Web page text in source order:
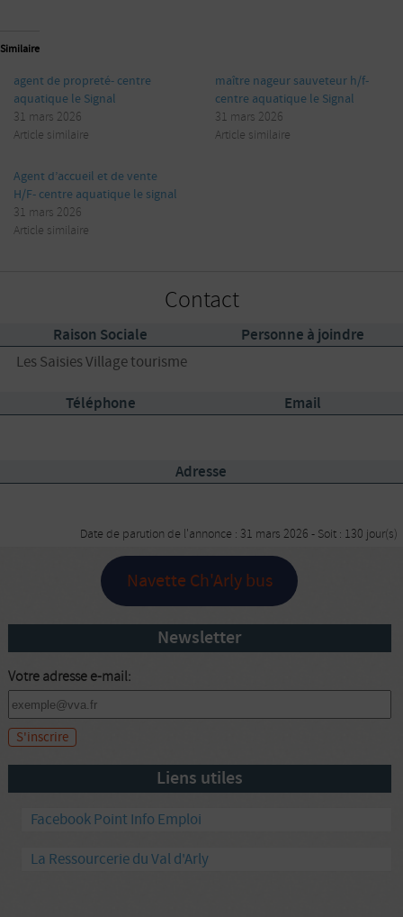
Similaire
agent de propreté- centre
aquatique le Signal
31 mars 2026
Article similaire
maître nageur sauveteur h/f-
centre aquatique le Signal
31 mars 2026
Article similaire
Agent d’accueil et de vente
H/F- centre aquatique le signal
31 mars 2026
Article similaire
Contact
Raison Sociale Personne à joindre
Les Saisies Village tourisme
Téléphone Email
Adresse
Date de parution de l'annonce : 31 mars 2026 - Soit : 130 jour(s)
Navette Ch'Arly bus
Newsletter
Votre adresse e-mail:
Liens utiles
Facebook Point Info Emploi
La Ressourcerie du Val d'Arly